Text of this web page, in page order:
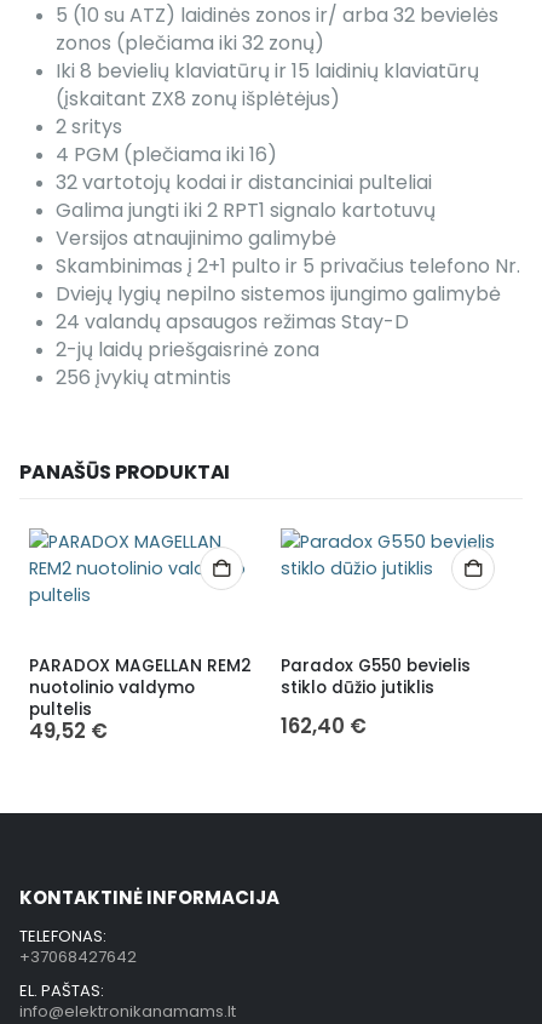
5 (10 su ATZ) laidinės zonos ir/ arba 32 bevielės
zonos (plečiama iki 32 zonų)
Iki 8 bevielių klaviatūrų ir 15 laidinių klaviatūrų
(įskaitant ZX8 zonų išplėtėjus)
2 sritys
4 PGM (plečiama iki 16)
32 vartotojų kodai ir distanciniai pulteliai
Galima jungti iki 2 RPT1 signalo kartotuvų
Versijos atnaujinimo galimybė
Skambinimas į 2+1 pulto ir 5 privačius telefono Nr.
Dviejų lygių nepilno sistemos ijungimo galimybė
24 valandų apsaugos režimas Stay-D
2-jų laidų priešgaisrinė zona
256 įvykių atmintis
PANAŠŪS PRODUKTAI
PARADOX MAGELLAN REM2
nuotolinio valdymo
pultelis
49,52 €
Paradox G550 bevielis
stiklo dūžio jutiklis
162,40 €
KONTAKTINĖ INFORMACIJA
TELEFONAS:
+37068427642
EL. PAŠTAS:
info@elektronikanamams.lt